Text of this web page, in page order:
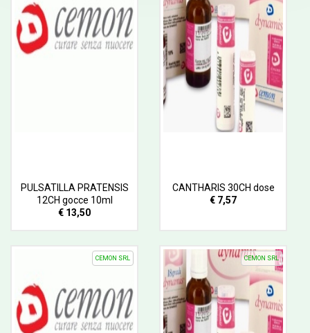
PULSATILLA PRATENSIS
12CH gocce 10ml
€ 13,50
CANTHARIS 30CH dose
€ 7,57
CEMON SRL CEMON SRL